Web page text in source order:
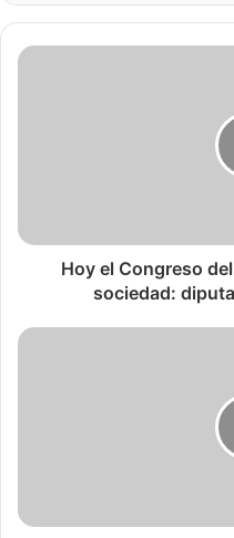
Hoy el Congreso
sociedad: